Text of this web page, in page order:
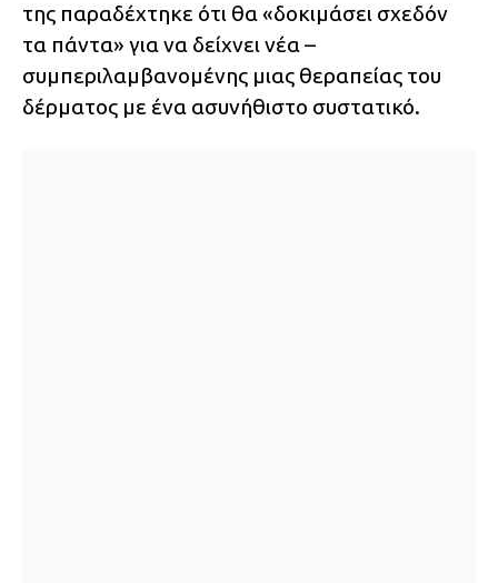
της παραδέχτηκε ότι θα «δοκιμάσει σχεδόν
τα πάντα» για να δείχνει νέα –
συμπεριλαμβανομένης μιας θεραπείας του
δέρματος με ένα ασυνήθιστο συστατικό.